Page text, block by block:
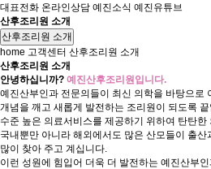
대표전화 온라인상담 예진소식 예진유튜브
산후조리원 소개
산후조리원 소개
home 고객센터 산후조리원 소개
산후조리원 소개
안녕하십니까? 예진산후조리원입니다.
예진산부인과 전문의들이 최신 의학을 바탕으로
개념을 깨고 새롭게 발전하는 조리원이 되도록
수준 높은 의료서비스를 제공하기 위하여 탄탄
국내뿐만 아니라 해외에서도 많은 산모들이 출
많이 찾아 주고 계십니다.
이런 성원에 힘입어 더욱 더 발전하는 예진산부